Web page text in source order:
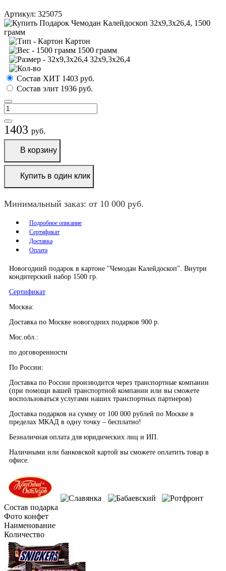
Артикул: 325075
Картон
1500 грамм
32х9,3х26,4
Состав ХИТ 1403 руб.
Состав элит 1936 руб.
1403 руб.
В корзину
Купить в один клик
Минимальный заказ: от 10 000 руб.
Подробное описание
Сертификат
Доставка
Оплата
Новогодний подарок в картоне "Чемодан Калейдоскоп". Внутри
кондитерский набор 1500 гр.
Сертификат
Москва:
Доставка по Москве новогодних подарков 900 р.
Мос.обл.:
по договоренности
По России:
Доставка по России производится через транспортные компании
(при помощи вашей транспортной компании или вы сможете
воспользоваться услугами наших транспортных партнеров)
Доставка подарков на сумму от 100 000 рублей по Москве в
пределах МКАД в одну точку – бесплатно!
Безналичная оплата для юридических лиц и ИП.
Наличными или банковской картой вы сможете оплатить товар в
офисе.
Состав подарка
Фото конфет
Наименование
Количество